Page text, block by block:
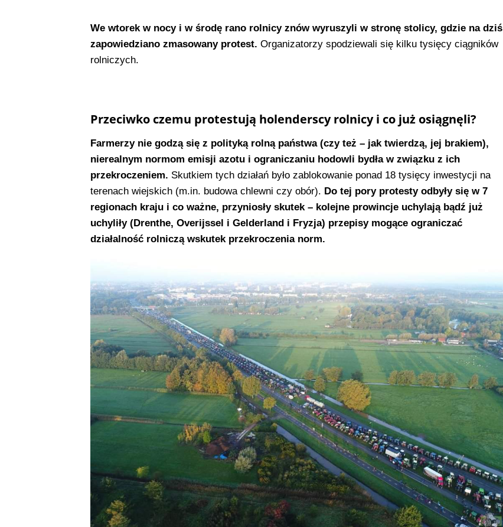
We wtorek w nocy i w środę rano rolnicy znów wyruszyli w stronę stolicy, gdzie na dziś
zapowiedziano zmasowany protest. Organizatorzy spodziewali się kilku tysięcy ciągników
rolniczych.
Przeciwko czemu protestują holenderscy rolnicy i co już osiągnęli?
Farmerzy nie godzą się z polityką rolną państwa (czy też – jak twierdzą, jej brakiem),
nierealnym normom emisji azotu i ograniczaniu hodowli bydła w związku z ich
przekroczeniem. Skutkiem tych działań było zablokowanie ponad 18 tysięcy inwestycji na
terenach wiejskich (m.in. budowa chlewni czy obór). Do tej pory protesty odbyły się w 7
regionach kraju i co ważne, przyniosły skutek – kolejne prowincje uchylają bądź już
uchyliły (Drenthe, Overijssel i Gelderland i Fryzja) przepisy mogące ograniczać
działalność rolniczą wskutek przekroczenia norm.